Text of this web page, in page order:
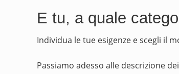
E tu, a quale
Individua le tue esigenze e scegli il
Passiamo adesso alle descrizione